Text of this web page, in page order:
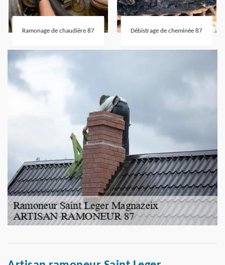
Ramonage de chaudière 87 Débistrage de cheminée 87